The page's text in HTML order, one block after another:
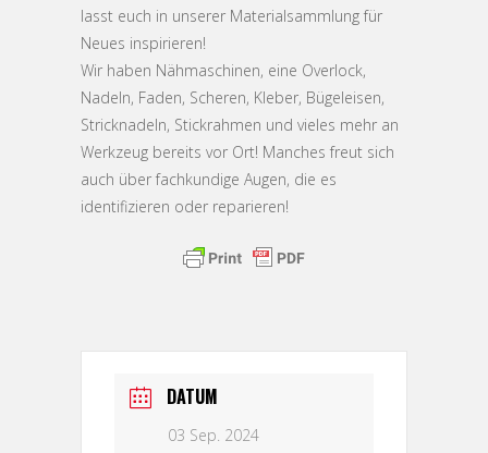
lasst euch in unserer Materialsammlung für
Neues inspirieren!
Wir haben Nähmaschinen, eine Overlock,
Nadeln, Faden, Scheren, Kleber, Bügeleisen,
Stricknadeln, Stickrahmen und vieles mehr an
Werkzeug bereits vor Ort! Manches freut sich
auch über fachkundige Augen, die es
identifizieren oder reparieren!
DATUM
03 Sep. 2024